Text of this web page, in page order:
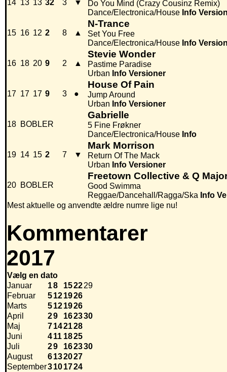
14 13 13 32 3 ▼
Do You Mind (Crazy Cousinz Remix)
Dance/Electronica/House Info
15 16 12 2 8 ▲
N-Trance
Set You Free
Dance/Electronica/House Info
16 18 20 9 2 ▲
Stevie Wonder
Pastime Paradise
Urban Info Versioner
17 17 17 9 3 ●
House Of Pain
Jump Around
Urban Info Versioner
18 BOBLER
Gabrielle
5 Fine Frøkner
Dance/Electronica/House Info
19 14 15 2 7 ▼
Mark Morrison
Return Of The Mack
Urban Info Versioner
20 BOBLER
Freetown Collective & Q
Good Swimma
Reggae/Dancehall/Ragga/Ska Info
Mest aktuelle og anvendte ældre numre lige nu!
Kommentarer
2017
Vælg en dato
Januar
18 152229
Februar
5121926
Marts
5121926
April
29 162330
Maj
7142128
Juni
411 1825
Juli
29 162330
August
6132027
September3101724